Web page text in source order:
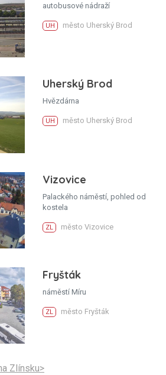
autobusové nádraží
UH město Uherský Brod
Uherský Brod
Hvězdárna
UH město Uherský Brod
Vizovice
Palackého náměstí, pohled od
kostela
ZL město Vizovice
Fryšták
náměstí Míru
ZL město Fryšták
Zlínsku>